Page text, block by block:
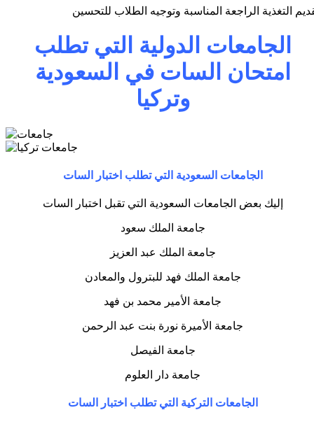
التغذية الراجعة المناسبة وتوجيه الطلاب للتحسين
الجامعات الدولية التي تطلب
امتحان السات في السعودية
وتركيا
الجامعات السعودية التي تطلب اختبار السات
إليك بعض الجامعات السعودية التي تقبل اختبار السات
جامعة الملك سعود
جامعة الملك عبد العزيز
جامعة الملك فهد للبترول والمعادن
جامعة الأمير محمد بن فهد
جامعة الأميرة نورة بنت عبد الرحمن
جامعة الفيصل
جامعة دار العلوم
الجامعات التركية التي تطلب اختبار السات